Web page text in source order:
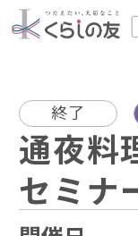
終了
通夜料
セミナ